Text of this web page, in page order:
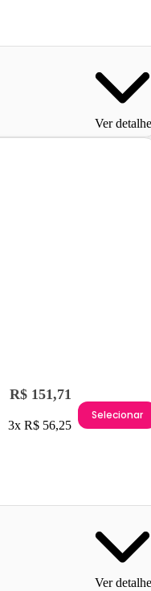
Ver
R$ 151,71
3x R$ 56,25
Selecionar
Ver